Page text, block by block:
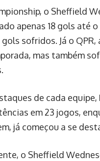
o Sheffield
apenas 18 gols até
sofridos. Já o
mas também
de cada
em 23 jogos,
já começou a se
o Sheffield